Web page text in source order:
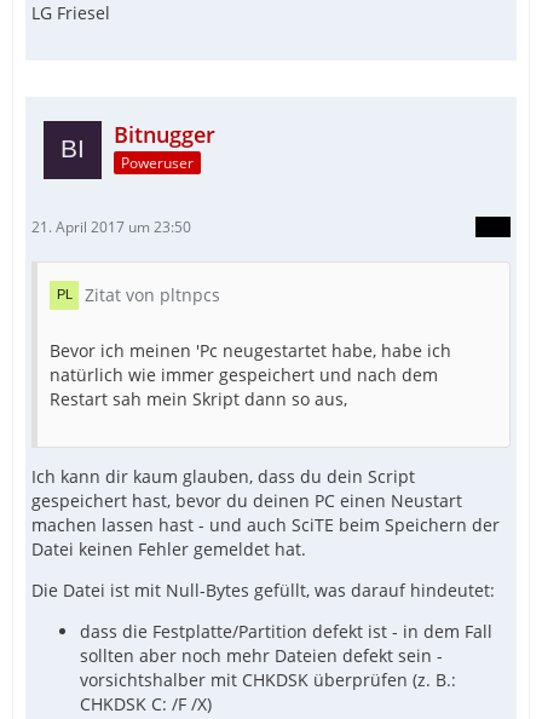
LG Friesel
Bitnugger
Poweruser
21. April 2017 um 23:50
Zitat von pltnpcs
Bevor ich meinen 'Pc neugestartet habe, habe ich
natürlich wie immer gespeichert und nach dem
Restart sah mein Skript dann so aus,
Ich kann dir kaum glauben, dass du dein Script
gespeichert hast, bevor du deinen PC einen Neustart
machen lassen hast - und auch SciTE beim Speichern der
Datei keinen Fehler gemeldet hat.
Die Datei ist mit Null-Bytes gefüllt, was darauf hindeutet:
dass die Festplatte/Partition defekt ist - in dem Fall
sollten aber noch mehr Dateien defekt sein -
vorsichtshalber mit CHKDSK überprüfen (z. B.:
CHKDSK C: /F /X)